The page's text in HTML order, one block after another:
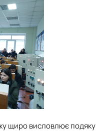
щиро висловлює подяку